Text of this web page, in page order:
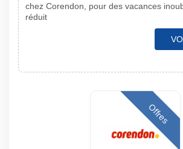
chez Corendon, pour des vacances
réduit
Offres